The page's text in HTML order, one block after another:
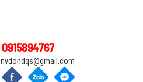
0915894767
nvdondqs@gmail.com